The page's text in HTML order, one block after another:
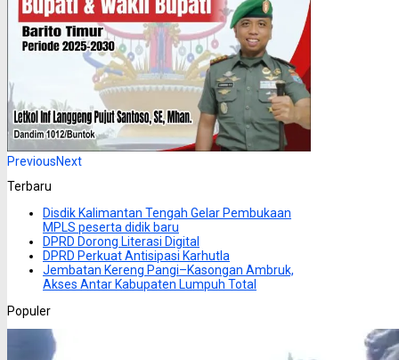
PreviousNext
Terbaru
Disdik Kalimantan Tengah Gelar Pembukaan
MPLS peserta didik baru
DPRD Dorong Literasi Digital
DPRD Perkuat Antisipasi Karhutla
Jembatan Kereng Pangi–Kasongan Ambruk,
Akses Antar Kabupaten Lumpuh Total
Populer